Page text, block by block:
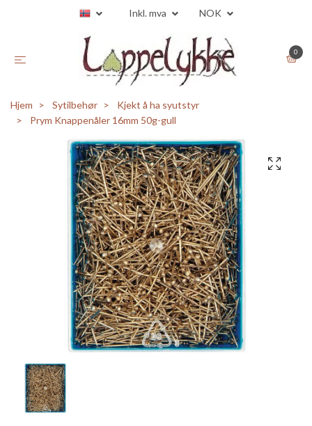
Inkl. mva NOK
0
Hjem Sytilbehør
Kjekt å ha syutstyr
Prym Knappenåler 16mm 50g-gull